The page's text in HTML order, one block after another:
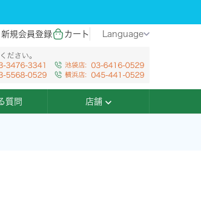
新規会員登録 カート Language
質問 店舗